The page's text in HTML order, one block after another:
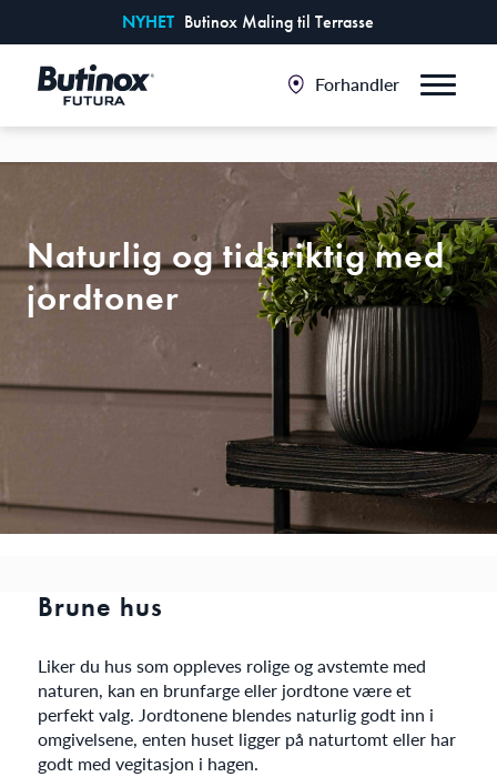
NYHET Butinox Maling til Terrasse
Forhandler
Naturlig og tidsriktig med
jordtoner
Brune hus
Liker du hus som oppleves rolige og avstemte med
naturen, kan en brunfarge eller jordtone være et
perfekt valg. Jordtonene blendes naturlig godt inn i
omgivelsene, enten huset ligger på naturtomt eller har
godt med vegitasjon i hagen.